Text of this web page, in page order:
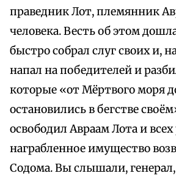
праведник Лот, племянник
человека. Весть об этом
быстро собрал слуг своих и,
напал на победителей и
которые «от Мёртвого моря
остановились в бегстве
освободил Авраам Лота и всех
награбленное имущество
Содома. Вы слышали,